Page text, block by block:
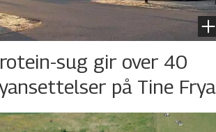
sug gir over 40
på Tine Frya